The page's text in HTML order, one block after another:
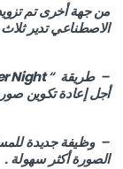
الاصطناعي تدير
– طريقة “Super Night
أجل إعادة تكوين
– وظيفة جديدة
الصورة أكثر سهولة .